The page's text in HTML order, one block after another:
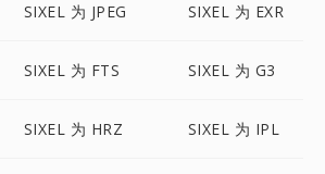
SIXEL 为 JPEG SIXEL 为 EXR
SIXEL 为 FTS SIXEL 为 G3
SIXEL 为 HRZ SIXEL 为 IPL